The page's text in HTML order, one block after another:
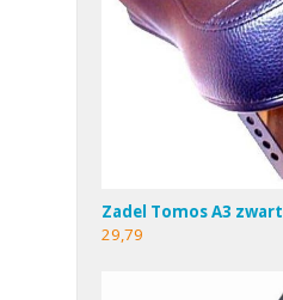
Zadel Tomos A3 zwart
29,79